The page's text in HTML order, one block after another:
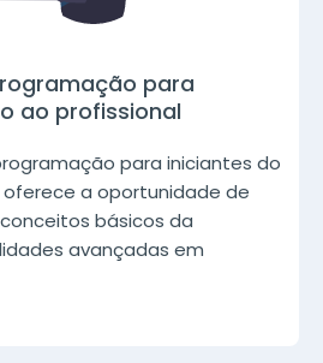
para
ao profissional
para iniciantes do
oferece a oportunidade de
básicos da
avançadas em